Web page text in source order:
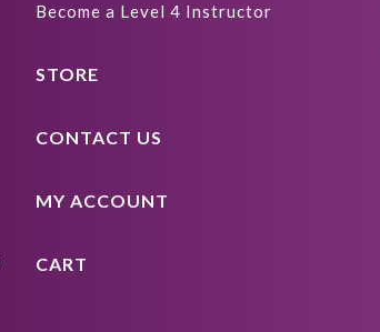
Become a Level 4 Instructor
STORE
CONTACT US
MY ACCOUNT
CART